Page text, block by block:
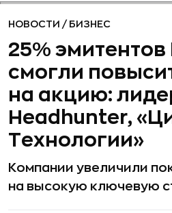
НОВОСТИ / БИЗНЕС
25%
смогли
на акцию:
Headhunter,
Технологии»
Компании увеличили
на высокую ключевую